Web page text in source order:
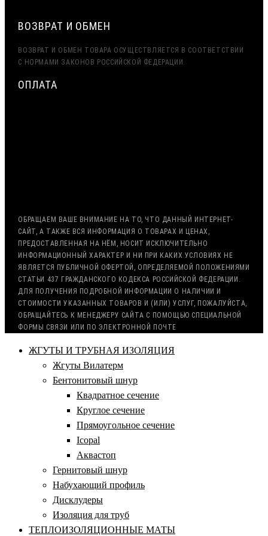
ВОЗВРАТ И ОБМЕН
ВОЗВРАТ И ОБМЕН ТОВАРА ОСУЩЕСТВЛЯЕТСЯ В СООТВЕТСТВИИ
С НОРМАМИ ЗАКОНОВ РОССИЙСКОЙ ФЕДЕРАЦИИ.
ОПЛАТА
ОБРАЩАЕМ ВАШЕ ВНИМАНИЕ НА ТО, ЧТО ДАННЫЙ ИНТЕРНЕТ-
САЙТ, А ТАКЖЕ ВСЯ ИНФОРМАЦИЯ О ТОВАРАХ И ЦЕНАХ,
ПРЕДОСТАВЛЕННАЯ НА НЁМ, НОСИТ ИСКЛЮЧИТЕЛЬНО
ИНФОРМАЦИОННЫЙ ХАРАКТЕР И НИ ПРИ КАКИХ УСЛОВИЯХ НЕ
ЯВЛЯЕТСЯ ПУБЛИЧНОЙ ОФЕРТОЙ, ОПРЕДЕЛЯЕМОЙ ПОЛОЖЕНИЯМИ
СТАТЬИ 437 ГРАЖДАНСКОГО КОДЕКСА РОССИЙСКОЙ ФЕДЕРАЦИИ.
ДЛЯ ПОЛУЧЕНИЯ ПОДРОБНОЙ ИНФОРМАЦИИ О НАЛИЧИИ И
СТОИМОСТИ УКАЗАННЫХ ТОВАРОВ И (ИЛИ) УСЛУГ, ПОЖАЛУЙСТА,
ОБРАЩАЙТЕСЬ К МЕНЕДЖЕРУ САЙТА С ПОМОЩЬЮ СПЕЦИАЛЬНОЙ
ФОРМЫ СВЯЗИ ИЛИ ПО ЭЛЕКТРОННОЙ ПОЧТЕ
ЖГУТЫ И ТРУБНАЯ ИЗОЛЯЦИЯ
Жгуты Вилатерм
Бентонитовый шнур
Квадратное сечение
Круглое сечение
Прямоугольное сечение
Icopal
Аквастоп
Гернитовый шнур
Набухающий профиль
Дисклудеры
Изоляция для труб
ТЕПЛОИЗОЛЯЦИОННЫЕ МАТЫ